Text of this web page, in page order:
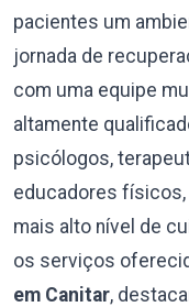
pacientes um
jornada de
com uma equipe
altamente
psicólogos,
educadores
mais alto nível de
os serviços
em Canitar,